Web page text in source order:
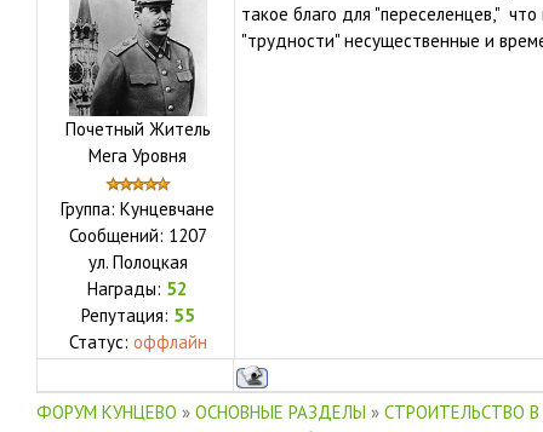
Почетный Житель
Мега Уровня
Группа: Кунцевчане
Сообщений: 1207
ул. Полоцкая
Награды: 52
Репутация: 55
Статус: оффлайн
такое благо для "переселенцев,"
"трудности" несущественные и
ФОРУМ КУНЦЕВО » ОСНОВНЫЕ РАЗДЕЛЫ » СТРОИТЕЛЬСТВО